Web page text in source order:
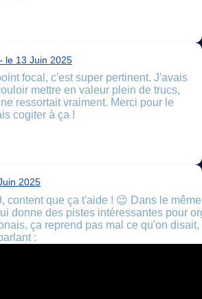
- le 13 Juin 2025
focal, c'est super pertinent. J'avais
mettre en valeur plein de trucs,
ressortait vraiment. Merci pour le
cogiter à ça !
2025
content que ça t'aide ! 😉 Dans le
donne des pistes intéressantes pour
ça reprend pas mal ce qu'on
: